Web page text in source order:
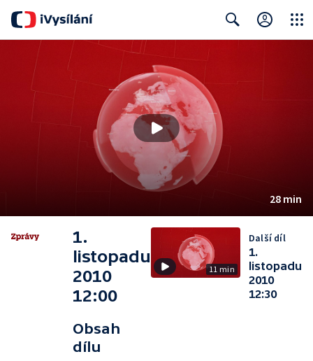
28 min
1.
listopadu
2010
12:00
Obsah
dílu
11 min
Další díl
1.
listopadu
2010
12:30